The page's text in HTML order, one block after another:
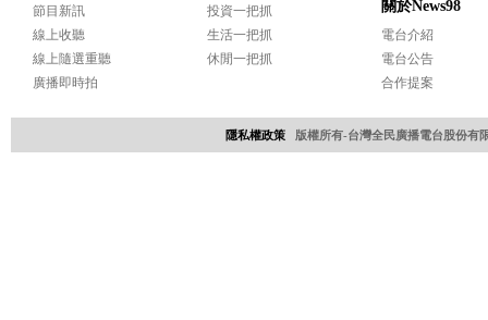
節目新訊
線上收聽
線上隨選重聽
廣播即時拍
投資一把抓
生活一把抓
休閒一把抓
關於News98
電台介紹
電台公告
合作提案
隱私權政策 版權所有-台灣全民廣播電台股份有